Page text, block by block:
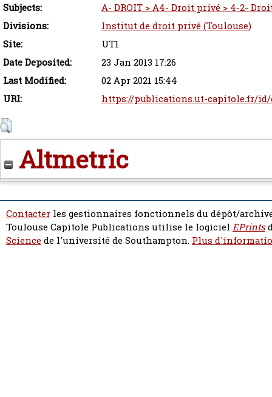
Subjects:
A- DROIT > A4- Droit privé > 4-2-
Divisions:
Institut de droit privé (Toulouse)
Site:
UT1
Date Deposited:
23 Jan 2013 17:26
Last Modified:
02 Apr 2021 15:44
URI:
https://publications.ut-capitole.fr/id/
Altmetric
Contacter les gestionnaires fonctionnels du dépôt/
Toulouse Capitole Publications utilise le logiciel EPrints
Sciencede l'université de Southampton. Plus